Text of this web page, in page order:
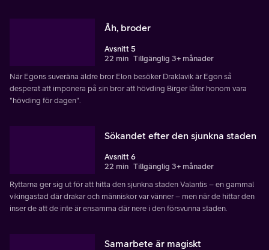
Åh, broder
Avsnitt 5
22 min Tillgänglig 3+ månader
När Egons suveräna äldre bror Elon besöker Draklavik är Egon så
desperat att imponera på sin bror att hövding Birger låter honom vara
"hövding för dagen".
Sökandet efter den sjunkna staden
Avsnitt 6
22 min Tillgänglig 3+ månader
Ryttarna ger sig ut för att hitta den sjunkna staden Valantis – en gammal
vikingastad där drakar och människor var vänner – men när de hittar den
inser de att de inte är ensamma där nere i den försvunna staden.
Samarbete är magiskt